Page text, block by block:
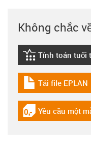
Không chắc
igus-icon-
Tính toán tuổi
igus-icon-
Tải file EPLAN
igus-icon-
Yêu cầu một